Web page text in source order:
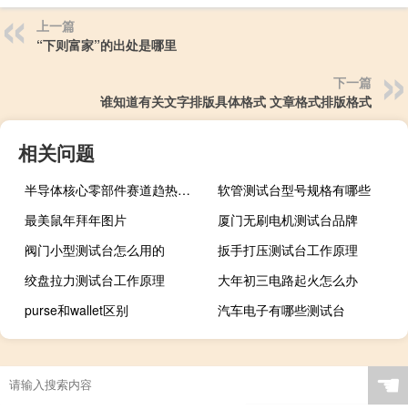
上一篇
“下则富家”的出处是哪里
下一篇
谁知道有关文字排版具体格式 文章格式排版格式
相关问题
半导体核心零部件赛道趋热上市公司切入抢占先机
软管测试台型号规格有哪些
最美鼠年拜年图片
厦门无刷电机测试台品牌
阀门小型测试台怎么用的
扳手打压测试台工作原理
绞盘拉力测试台工作原理
大年初三电路起火怎么办
purse和wallet区别
汽车电子有哪些测试台
☚